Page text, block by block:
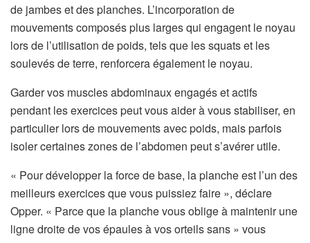
de jambes et des planches. L’incorporation de
mouvements composés plus larges qui engagent le noyau
lors de l’utilisation de poids, tels que les squats et les
soulevés de terre, renforcera également le noyau.
Garder vos muscles abdominaux engagés et actifs
pendant les exercices peut vous aider à vous stabiliser, en
particulier lors de mouvements avec poids, mais parfois
isoler certaines zones de l’abdomen peut s’avérer utile.
« Pour développer la force de base, la planche est l’un des
meilleurs exercices que vous puissiez faire », déclare
Opper. « Parce que la planche vous oblige à maintenir une
ligne droite de vos épaules à vos orteils sans » vous